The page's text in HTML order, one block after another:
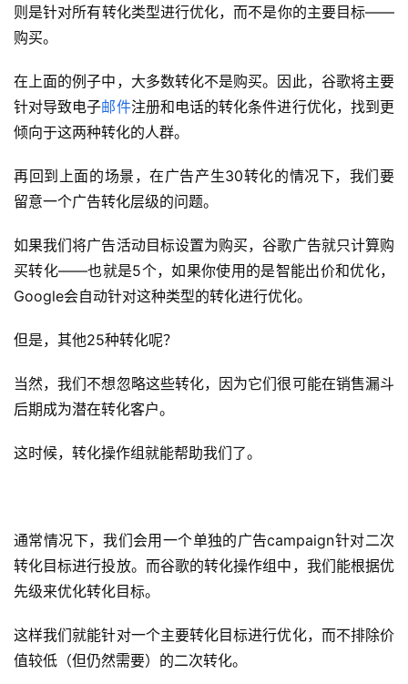
则是针对所有转化类型进行优化，而不是你的主要目标——
购买。
在上面的例子中，大多数转化不是购买。因此，谷歌将主要
针对导致电子邮件注册和电话的转化条件进行优化，找到更
倾向于这两种转化的人群。
再回到上面的场景，在广告产生30转化的情况下，我们要
留意一个广告转化层级的问题。
如果我们将广告活动目标设置为购买，谷歌广告就只计算购
买转化——也就是5个，如果你使用的是智能出价和优化，
Google会自动针对这种类型的转化进行优化。
但是，其他25种转化呢？
当然，我们不想忽略这些转化，因为它们很可能在销售漏斗
后期成为潜在转化客户。
这时候，转化操作组就能帮助我们了。
通常情况下，我们会用一个单独的广告campaign针对二次
转化目标进行投放。而谷歌的转化操作组中，我们能根据优
先级来优化转化目标。
这样我们就能针对一个主要转化目标进行优化，而不排除价
值较低（但仍然需要）的二次转化。